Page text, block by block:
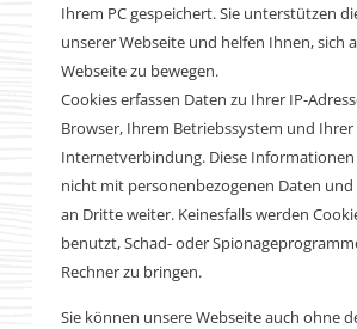
Ihrem PC gespeichert. Sie unterstützen
unserer Webseite und helfen Ihnen, sich
Webseite zu bewegen.
Cookies erfassen Daten zu Ihrer IP-
Browser, Ihrem Betriebssystem und Ihrer
Internetverbindung. Diese
nicht mit personenbezogenen Daten und
an Dritte weiter. Keinesfalls werden
benutzt, Schad- oder
Rechner zu bringen.
Sie können unsere Webseite auch ohne